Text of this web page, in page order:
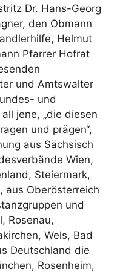
Dr. Hans-Georg
den Obmann
Helmut
Pfarrer Hofrat
und Amtswalter
und
jene, „die diesen
und prägen“,
aus Sächsisch
Wien,
Steiermark,
aus Oberösterreich
und
Rosenau,
Wels, Bad
Deutschland die
Rosenheim,